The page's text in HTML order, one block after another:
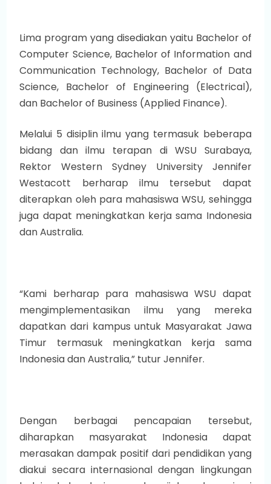
Lima program yang disediakan yaitu Bachelor of
Computer Science, Bachelor of Information and
Communication Technology, Bachelor of Data
Science, Bachelor of Engineering (Electrical),
dan Bachelor of Business (Applied Finance).
Melalui 5 disiplin ilmu yang termasuk beberapa
bidang dan ilmu terapan di WSU Surabaya,
Rektor Western Sydney University Jennifer
Westacott berharap ilmu tersebut dapat
diterapkan oleh para mahasiswa WSU, sehingga
juga dapat meningkatkan kerja sama Indonesia
dan Australia.
“Kami berharap para mahasiswa WSU dapat
mengimplementasikan ilmu yang mereka
dapatkan dari kampus untuk Masyarakat Jawa
Timur termasuk meningkatkan kerja sama
Indonesia dan Australia,” tutur Jennifer.
Dengan berbagai pencapaian tersebut,
diharapkan masyarakat Indonesia dapat
merasakan dampak positif dari pendidikan yang
diakui secara internasional dengan lingkungan